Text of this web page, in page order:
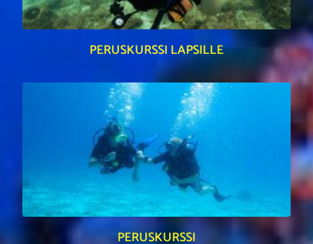
PERUSKURSSI LAPSILLE
PERUSKURSSI